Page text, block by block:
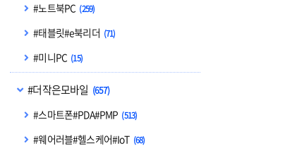
#노트북PC (259)
#태블릿#e북리더 (71)
#미니PC (15)
#더작은모바일 (657)
#스마트폰#PDA#PMP (513)
#웨어러블#헬스케어#IoT (68)